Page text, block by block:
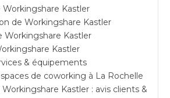
Workingshare Kastler
de Workingshare Kastler
Workingshare Kastler
Kastler
& équipements
de coworking à La Rochelle
Kastler : avis clients &